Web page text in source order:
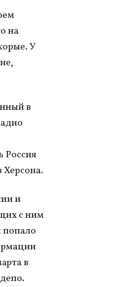
на
У
в
Россия
и
с ним
попало
в